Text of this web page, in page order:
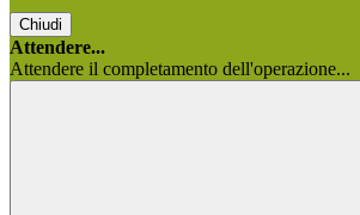
Chiudi
Attendere...
Attendere il completamento dell'operazione...